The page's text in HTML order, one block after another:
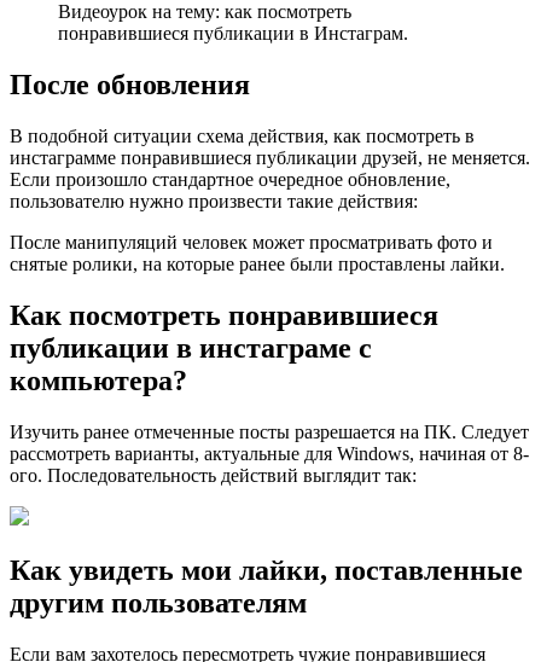
Видеоурок на тему: как посмотреть
понравившиеся публикации в Инстаграм.
После обновления
В подобной ситуации схема действия, как посмотреть в
инстаграмме понравившиеся публикации друзей, не меняется.
Если произошло стандартное очередное обновление,
пользователю нужно произвести такие действия:
После манипуляций человек может просматривать фото и
снятые ролики, на которые ранее были проставлены лайки.
Как посмотреть понравившиеся
публикации в инстаграме с
компьютера?
Изучить ранее отмеченные посты разрешается на ПК. Следует
рассмотреть варианты, актуальные для Windows, начиная от 8-
ого. Последовательность действий выглядит так:
Как увидеть мои лайки, поставленные
другим пользователям
Если вам захотелось пересмотреть чужие понравившиеся